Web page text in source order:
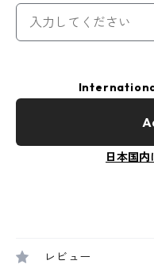
日本国
レビュー